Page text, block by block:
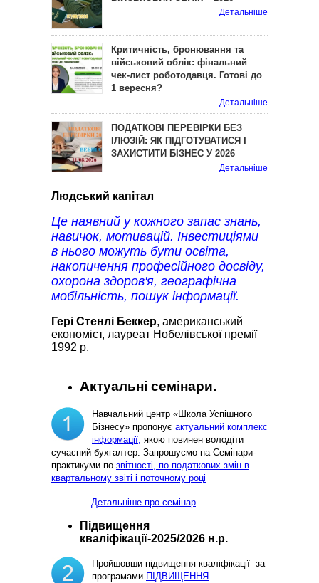
Детальніше
Критичність, бронювання та
військовий облік: фінальний
чек-лист роботодавця. Готові до
1 вересня?
Детальніше
ПОДАТКОВІ ПЕРЕВІРКИ БЕЗ
ІЛЮЗІЙ: ЯК ПІДГОТУВАТИСЯ І
ЗАХИСТИТИ БІЗНЕС У 2026
Детальніше
Людський капітал
Це наявний у кожного запас знань,
навичок, мотивацій. Інвестиціями
в нього можуть бути освіта,
накопичення професійного досвіду,
охорона здоров'я, географічна
мобільність, пошук інформації.
Гері Стенлі Беккер, американський
економіст, лауреат Нобелівської премії
1992 р.
Актуальні семінари.
Навчальний центр «Школа Успішного
Бізнесу» пропонує актуальний комплекс
інформації, якою повинен володіти
сучасний бухгалтер. Запрошуємо на Семінари-
практикуми по звітності, по податкових змін в
квартальному звіті і поточному році
Детальніше про семінар
Підвищення
кваліфікації-2025/2026 н.р.
Пройшовши підвищення кваліфікації за
програмами ПІДВИЩЕННЯ